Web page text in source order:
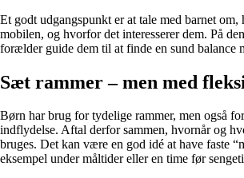
Et godt udgangspunkt er at tale med barnet om,
mobilen, og hvorfor det interesserer dem. På
forælder guide dem til at finde en sund balance
Sæt rammer – men med
Børn har brug for tydelige rammer, men også
indflydelse. Aftal derfor sammen, hvornår og
bruges. Det kan være en god idé at have faste
eksempel under måltider eller en time før